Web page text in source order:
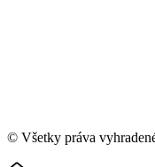
© Všetky práva